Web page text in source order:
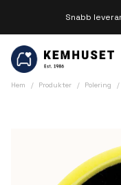
Beställ innan kl 12 så
Hem Produkter Polering